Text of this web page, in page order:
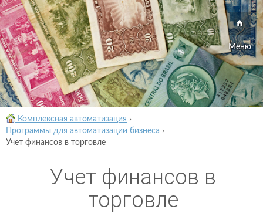
Меню
Комплексная автоматизация ›
Программы для автоматизации бизнеса ›
Учет финансов в торговле
Учет финансов в
торговле